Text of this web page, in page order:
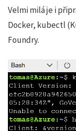
Velmi milá je i
Docker, kubectl
Foundry.